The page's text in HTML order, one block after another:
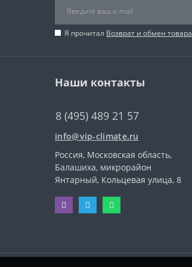
Я прочитал Возврат и обмен товара
Наши контакты
8 (495) 489 21 57
info@vip-climate.ru
Россия, Московская область,
Балашиха, микрорайон
Янтарный, Кольцевая улица, 8